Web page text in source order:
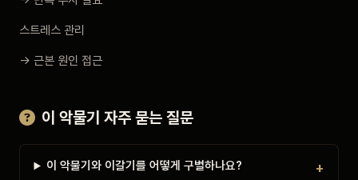
스트레스 관리
→ 근본 원인 접근
이 악물기 자주 묻는 질문
이 악물기와 이갈기를 어떻게 구별하나요?